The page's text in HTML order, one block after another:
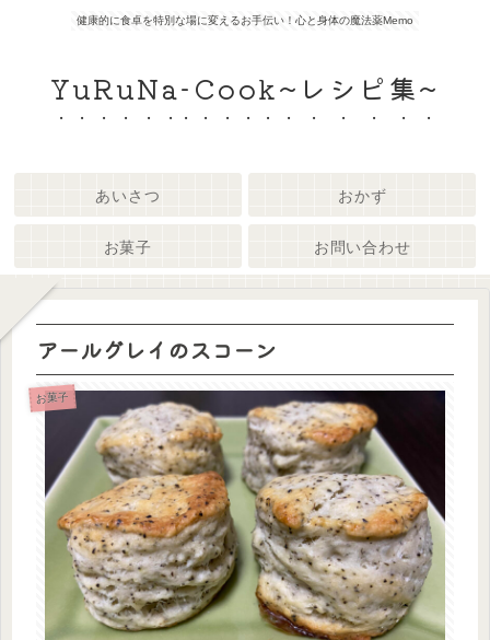
健康的に食卓を特別な場に変えるお手伝い！心と身体の魔法薬Memo
YuRuNa-Cook~レシピ集~
あいさつ おかず
お菓子 お問い合わせ
アールグレイのスコーン
お菓子